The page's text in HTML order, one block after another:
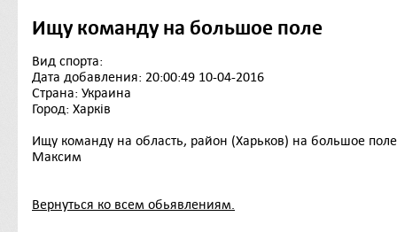
Ищу команду на большое поле
Вид спорта:
Дата добавления: 20:00:49 10-04-2016
Страна: Украина
Город: Харків
Ищу команду на область, район (Харьков) на большое
Максим
Вернуться ко всем обьявлениям.